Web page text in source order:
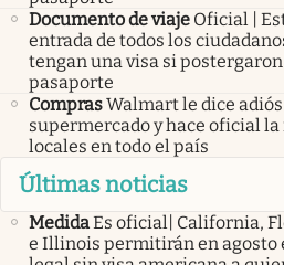
Documento de viaje Oficial |
entrada de todos los
tengan una visa si
pasaporte
ComprasWalmart le dice
supermercado y hace oficial
locales en todo el país
Últimas noticias
MedidaEs oficial| California,
e Illinois permitirán en agosto